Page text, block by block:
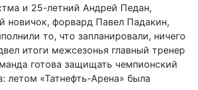
и 25-летний Андрей Педан,
новичок, форвард Павел Падакин,
то, что запланировали, ничего
итоги межсезонья главный тренер
готова защищать чемпионский
летом «Татнефть-Арена» была